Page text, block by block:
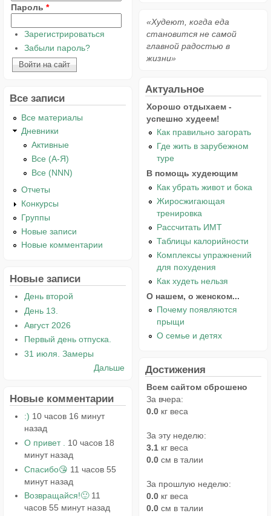
Пароль *
Зарегистрироваться
Забыли пароль?
Все записи
Все материалы
Дневники
Активные
Все (А-Я)
Все (NNN)
Отчеты
Конкурсы
Группы
Новые записи
Новые комментарии
Новые записи
День второй
День 13.
Август 2026
Первый день отпуска.
31 июля. Замеры
Дальше
Новые комментарии
:) 10 часов 16 минут
назад
О привет .
10 часов 18
минут назад
Спасибо😘 11 часов 55
минут назад
Возвращайся!🙂 11
часов 55 минут назад
«Худеют, когда еда
становится не самой
главной радостью в
жизни»
Актуальное
Хорошо отдыхаем -
успешно худеем!
Как правильно загорать
Где жить в зарубежном
туре
В помощь худеющим
Как убрать живот и бока
Жиросжигающая
тренировка
Рассчитать ИМТ
Таблицы калорийности
Комплексы упражнений
для похудения
Как худеть нельзя
О нашем, о женском...
Почему появляются
прыщи
О семье и детях
Достижения
Всем сайтом сброшено
За вчера:
0.0 кг веса
За эту неделю:
3.1 кг веса
0.0 см в талии
За прошлую неделю:
0.0 кг веса
0.0 см в талии